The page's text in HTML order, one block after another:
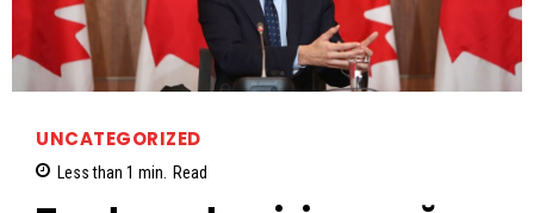
UNCATEGORIZED
Less than 1 min. Read